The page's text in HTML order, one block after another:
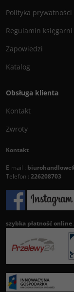
Polityka prywatności
Regulamin księgarni
Zapowiedzi
Katalog
Obsługa klienta
Kontakt
Zwroty
Kontakt
E-mail :
Telefon : 226208703
szybka płatność